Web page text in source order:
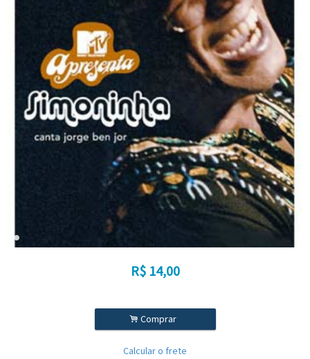
R$ 14,00
. Comprar
Calcular o frete